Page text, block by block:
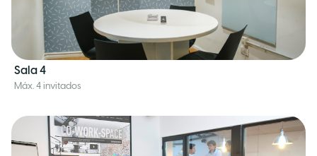
Sala 4
Máx. 4 invitados